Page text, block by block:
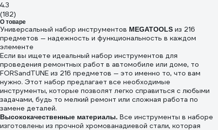
4.3
(182)
О товаре
Универсальный набор инструментов MEGATOOLS из 216
предметов — надежность и функциональность в каждом
элементе
Если вы ищете идеальный набор инструментов для
проведения ремонтных работ в автомобиле или доме, то
FORSandTUNE из 216 предметов — это именно то, что вам
нужно. Этот набор предлагает все необходимые
инструменты, которые позволят легко справиться с любыми
задачами, будь то мелкий ремонт или сложная работа по
замене деталей.
Высококачественные материалы. Все инструменты в наборе
изготовлены из прочной хромованадиевой стали, которая